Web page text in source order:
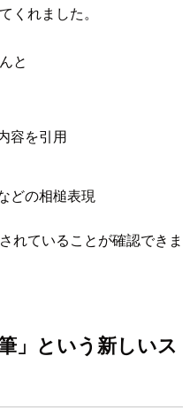
くれました。
と
容を引用
どの相槌表現
れていることが確認できま
」という新しいス